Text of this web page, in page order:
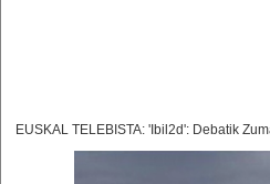
EUSKAL TELEBISTA: 'Ibil2d': Debatik